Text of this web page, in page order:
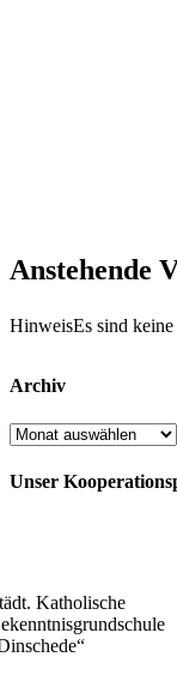
Anstehende
HinweisEs sind
Archiv
Archiv
Unser
Katholische